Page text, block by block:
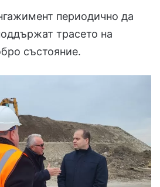
периодично да
трасето на
състояние.